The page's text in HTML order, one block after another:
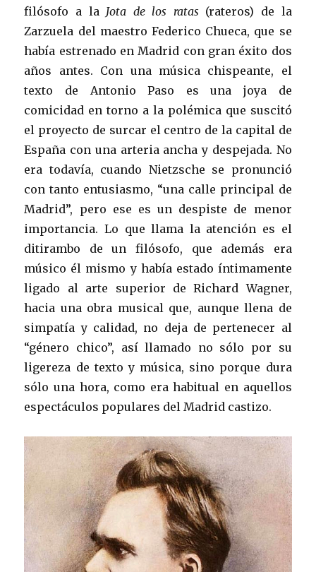
filósofo a la Jota de los ratas (rateros) de la
Zarzuela del maestro Federico Chueca, que se
había estrenado en Madrid con gran éxito dos
años antes. Con una música chispeante, el
texto de Antonio Paso es una joya de
comicidad en torno a la polémica que suscitó
el proyecto de surcar el centro de la capital de
España con una arteria ancha y despejada. No
era todavía, cuando Nietzsche se pronunció
con tanto entusiasmo, “una calle principal de
Madrid”, pero ese es un despiste de menor
importancia. Lo que llama la atención es el
ditirambo de un filósofo, que además era
músico él mismo y había estado íntimamente
ligado al arte superior de Richard Wagner,
hacia una obra musical que, aunque llena de
simpatía y calidad, no deja de pertenecer al
“género chico”, así llamado no sólo por su
ligereza de texto y música, sino porque dura
sólo una hora, como era habitual en aquellos
espectáculos populares del Madrid castizo.